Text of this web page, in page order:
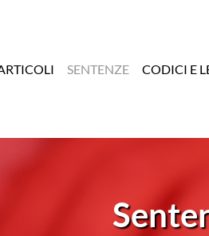
SENTENZE CODICI E